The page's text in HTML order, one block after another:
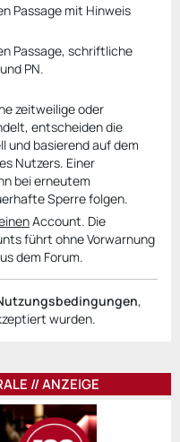
Passage mit Hinweis
Passage, schriftliche
PN.
zeitweilige oder
entscheiden die
und basierend auf dem
Nutzers. Einer
bei erneutem
Sperre folgen.
Account. Die
führt ohne Vorwarnung
dem Forum.
,
wurden.
// ANZEIGE